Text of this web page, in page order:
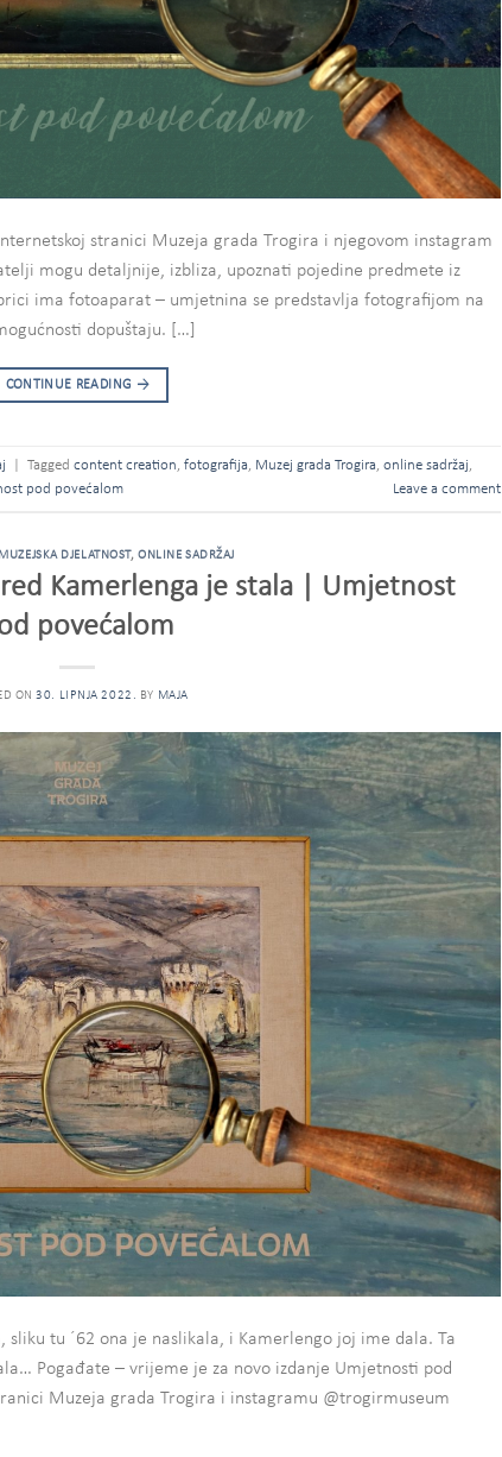
stranici Muzeja grada Trogira i njegovom instagram
mogu detaljnije, izbliza, upoznati pojedine predmete iz
ima fotoaparat – umjetnina se predstavlja fotografijom na
dopuštaju. […]
CONTINUE READING →
Tagged content creation, fotografija, Muzej grada Trogira, online sadržaj,
pod povećalom Leave a comment
MUZEJSKA DJELATNOST,ONLINE SADRŽAJ
Kamerlenga je stala | Umjetnost
povećalom
ON30. LIPNJA 2022. BY MAJA
tu ´62 ona je naslikala, i Kamerlengo joj ime dala. Ta
Pogađate – vrijeme je za novo izdanje Umjetnosti pod
Muzeja grada Trogira i instagramu @trogirmuseum